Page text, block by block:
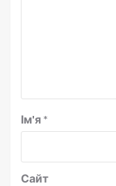
Ім'я *
Сайт